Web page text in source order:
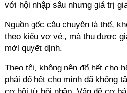
với hội nhập sâu nhưng giá trị
Nguồn gốc câu chuyện là thế,
theo kiểu vơ vét, mà thu được
mới quyết định.
Theo tôi, không nên đổ hết cho
phải đổ hết cho mình đã không